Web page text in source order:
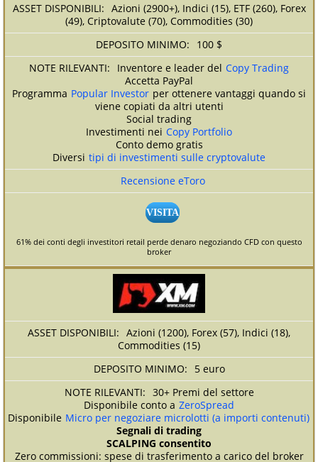
Azioni (2900+), Indici (15), ETF (260), Forex
(49), Criptovalute (70), Commodities (30)
100 $
Inventore e leader del Copy Trading
Accetta PayPal
Programma Popular Investor per ottenere vantaggi quando si
viene copiati da altri utenti
Social trading
Investimenti nei Copy Portfolio
Conto demo gratis
Diversi tipi di investimenti sulle cryptovalute
Recensione eToro
VISITA
61% dei conti degli investitori retail perde denaro negoziando CFD con questo
broker
Azioni (1200), Forex (57), Indici (18),
Commodities (15)
5 euro
30+ Premi del settore
Disponibile conto a ZeroSpread
Disponibile Micro per negoziare microlotti (a importi contenuti)
Segnali di trading
SCALPING consentito
Zero commissioni: spese di trasferimento a carico del broker